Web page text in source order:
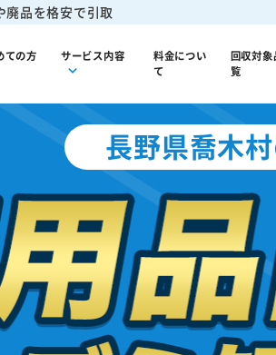
廃品を格安で引取
ての方 サービス内容
料金につい
て
回収対象
覧
長野県喬木